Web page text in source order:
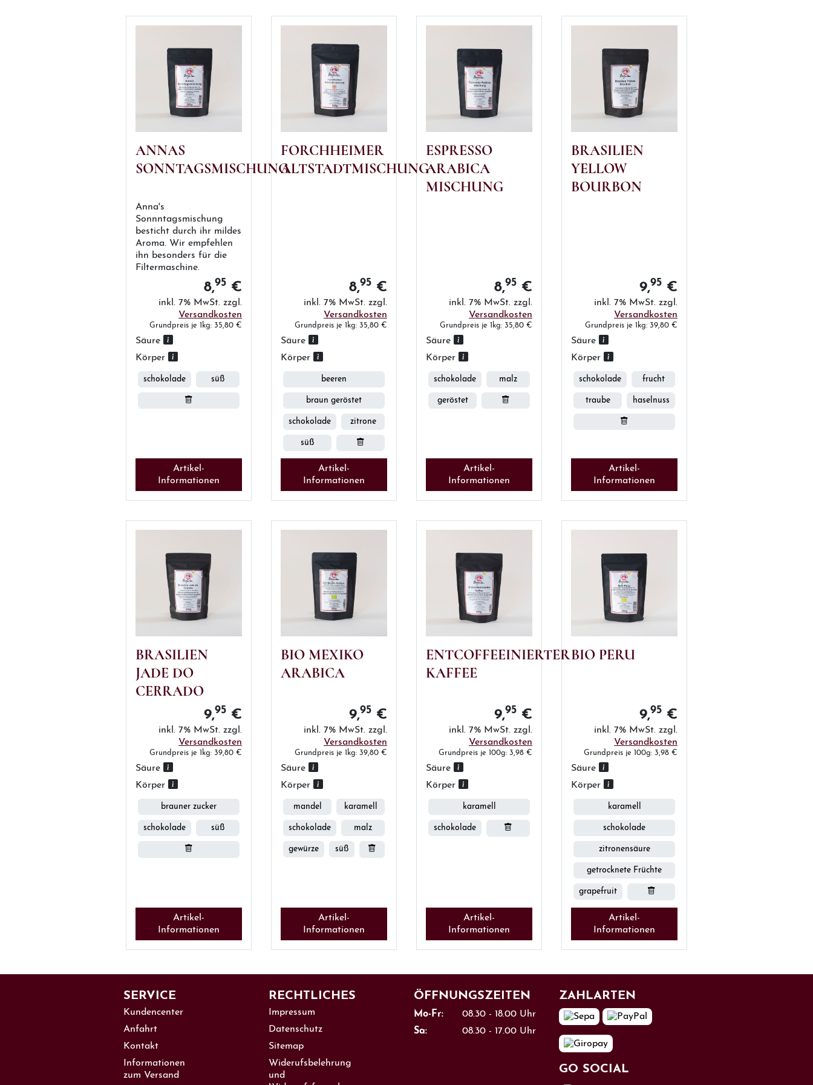
ANNAS
SONNTAGSMISCHUNG
Anna's
Sonnntagsmischung
besticht durch ihr mildes
Aroma. Wir empfehlen
ihn besonders für die
Filtermaschine.
8,95 €
inkl. 7% MwSt. zzgl.
Versandkosten
Grundpreis je 1kg: 35,80 €
Säure
Körper
schokolade süß
Artikel-
Informationen
FORCHHEIMER
ALTSTADTMISCHUNG
8,95 €
inkl. 7% MwSt. zzgl.
Versandkosten
Grundpreis je 1kg: 35,80 €
Säure
Körper
beeren
braun geröstet
schokolade zitrone
süß
Artikel-
Informationen
ESPRESSO
ARABICA
MISCHUNG
8,95 €
inkl. 7% MwSt. zzgl.
Versandkosten
Grundpreis je 1kg: 35,80 €
Säure
Körper
schokolade malz
geröstet
Artikel-
Informationen
BRASILIEN
YELLOW
BOURBON
9,95 €
inkl. 7% MwSt. zzgl.
Versandkosten
Grundpreis je 1kg: 39,80 €
Säure
Körper
schokolade frucht
traube haselnuss
Artikel-
Informationen
BRASILIEN
JADE DO
CERRADO
9,95 €
inkl. 7% MwSt. zzgl.
Versandkosten
Grundpreis je 1kg: 39,80 €
Säure
Körper
brauner zucker
schokolade süß
Artikel-
Informationen
BIO MEXIKO
ARABICA
9,95 €
inkl. 7% MwSt. zzgl.
Versandkosten
Grundpreis je 1kg: 39,80 €
Säure
Körper
mandel karamell
schokolade malz
gewürze süß
Artikel-
Informationen
ENTCOFFEEINIERTER
KAFFEE
9,95 €
inkl. 7% MwSt. zzgl.
Versandkosten
Grundpreis je 100g: 3,98 €
Säure
Körper
karamell
schokolade
Artikel-
Informationen
BIO PERU
9,95 €
inkl. 7% MwSt. zzgl.
Versandkosten
Grundpreis je 100g: 3,98 €
Säure
Körper
karamell
schokolade
zitronensäure
getrocknete Früchte
grapefruit
Artikel-
Informationen
SERVICE
Kundencenter
Anfahrt
Kontakt
Informationen
zum Versand
RECHTLICHES
Impressum
Datenschutz
Sitemap
Widerufsbelehrung
und
ÖFFNUNGS­ZEITEN
Mo-Fr:
08.30 - 18.00 Uhr
Sa:
08.30 - 17.00 Uhr
ZAHL­ARTEN
GO SOCIAL